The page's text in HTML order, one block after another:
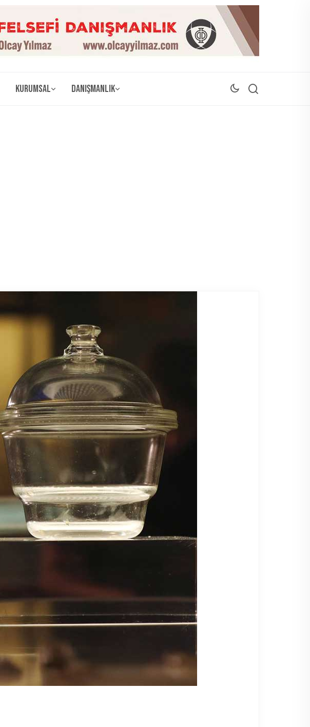
Kurumsal Danışmanlık